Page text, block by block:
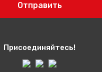
Присоединяйтесь!
Отправить